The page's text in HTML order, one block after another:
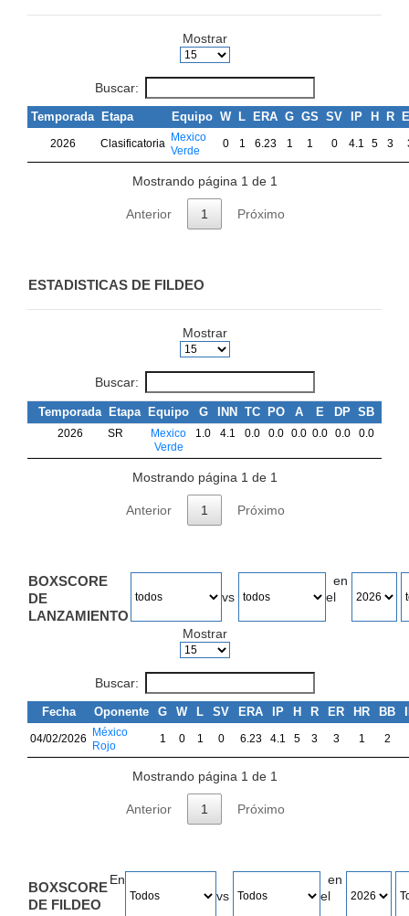
Mostrar
Buscar:
Temporada Etapa Equipo W L ERA G GS SV IP H R
2026 Clasificatoria Mexico
Verde
0 1 6.23 1 1 0 4.1 5 3
Mostrando página 1 de 1
Anterior 1 Próximo
ESTADISTICAS DE FILDEO
Mostrar
Buscar:
Temporada Etapa Equipo G INN TC PO A E DP SB
2026 SR
Mexico
Verde
1.0 4.1 0.0 0.0 0.0 0.0 0.0 0.0
Mostrando página 1 de 1
Anterior 1 Próximo
BOXSCORE
DE
LANZAMIENTO
vs
en
el
Mostrar
Buscar:
Fecha Oponente G W L SV ERA IP H R ER HR BB
04/02/2026
México
Rojo
1 0 1 0 6.23 4.1 5 3 3 1 2
Mostrando página 1 de 1
Anterior 1 Próximo
BOXSCORE
DE FILDEO
En
vs
en
el